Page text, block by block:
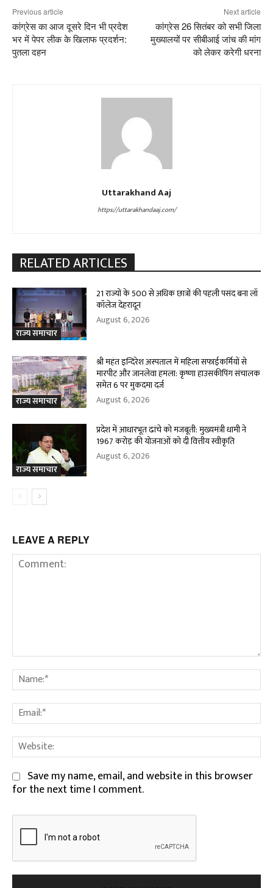
Previous article
कांग्रेस का आज दूसरे दिन भी प्रदेश
भर में पेपर लीक के खिलाफ प्रदर्शन:
पुतला दहन
Next article
कांग्रेस 26 सितंबर को सभी जिला
मुख्यालयों पर सीबीआई जांच की मांग
को लेकर करेगी धरना
Uttarakhand Aaj
https://uttarakhandaaj.com/
RELATED ARTICLES
राज्य समाचार
21 राज्यों के 500 से अधिक छात्रों की पहली पसंद बना लॉ
कॉलेज देहरादून
August 6, 2026
राज्य समाचार
श्री महंत इन्दिरेश अस्पताल में महिला सफाईकर्मियों से
मारपीट और जानलेवा हमला: कृष्णा हाउसकीपिंग संचालक
समेत 6 पर मुकदमा दर्ज
August 6, 2026
राज्य समाचार
प्रदेश में आधारभूत ढांचे को मजबूती: मुख्यमंत्री धामी ने
1967 करोड़ की योजनाओं को दी वित्तीय स्वीकृति
August 6, 2026
LEAVE A REPLY
Comment:
Save my name, email, and website in this browser
for the next time I comment.